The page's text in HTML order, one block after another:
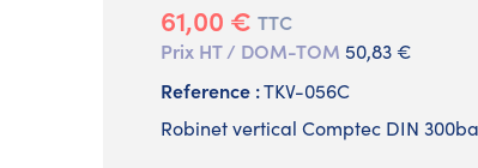
61,00 € TTC
Prix HT / DOM-TOM 50,83 €
Reference :TKV-056C
Robinet vertical Comptec DIN